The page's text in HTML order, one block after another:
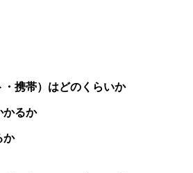
携帯）はどのくらいか
かるか
か